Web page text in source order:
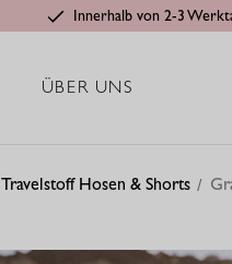
Innerhalb von 2-3
ÜBER UNS
Travelstoff Hosen & Shorts